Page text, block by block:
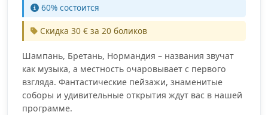
60% cостоится
Скидка 30 € за 20 боликов
Шампань, Бретaнь, Нормандия – названия звучат
как музыка, а местность очаровывает с первого
взгляда. Фантастические пейзажи, знаменитые
соборы и удивительные открытия ждут вас в нашей
программе.